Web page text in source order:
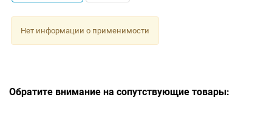
Нет информации о применимости
Обратите внимание на сопутствующие товары: